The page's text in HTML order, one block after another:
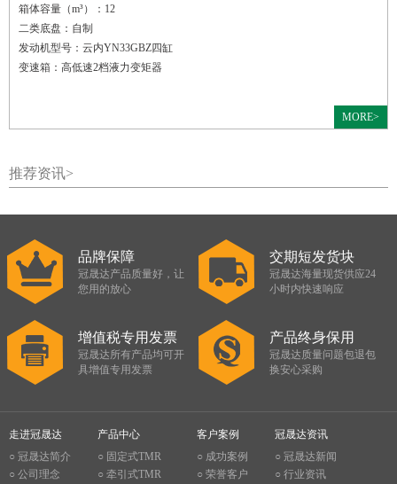
箱体容量（m³）：12
二类底盘：自制
发动机型号：云内YN33GBZ四缸
变速箱：高低速2档液力变矩器
MORE>
推荐资讯>
品牌保障
冠晟达产品质量好，让
您用的放心
交期短发货块
冠晟达海量现货供应24
小时内快速响应
增值税专用发票
冠晟达所有产品均可开
具增值专用发票
产品终身保用
冠晟达质量问题包退包
换安心采购
走进冠晟达
○ 冠晟达简介
○ 公司理念
产品中心
○ 固定式TMR
○ 牵引式TMR
客户案例
○ 成功案例
○ 荣誉客户
冠晟达资讯
○ 冠晟达新闻
○ 行业资讯